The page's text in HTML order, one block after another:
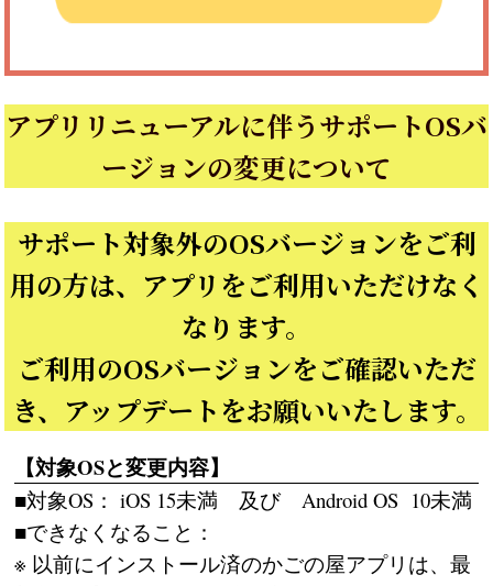
アプリリニューアルに伴うサポートOSバ
ージョンの変更について
サポート対象外のOSバージョンをご利
用の方は、アプリをご利用いただけなく
なります。
ご利用のOSバージョンをご確認いただ
き、アップデートをお願いいたします。
【対象OSと変更内容】
■対象OS： iOS 15未満 及び Android OS 10未満
■できなくなること：
※ 以前にインストール済のかごの屋アプリは、最